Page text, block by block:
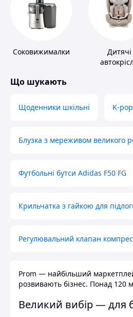
Соковижималки
Дитячі
Що шукають
Щоденники шкільні K-
Блузка з мереживом великого
Футбольні бутси Adidas F50 FG
Крильчатка з гайкою для
Регулювальний клапан
Prom — найбільший
розвивають бізнес. Понад 120
Великий вибір — для